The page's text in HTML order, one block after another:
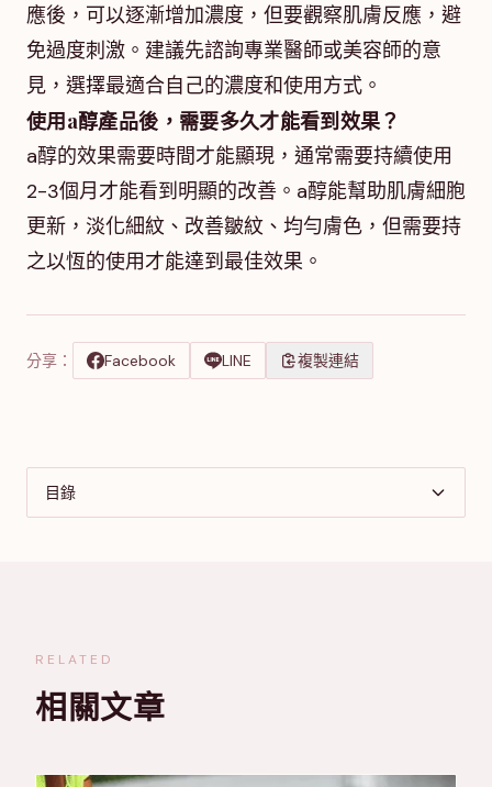
應後，可以逐漸增加濃度，但要觀察肌膚反應，避
免過度刺激。建議先諮詢專業醫師或美容師的意
見，選擇最適合自己的濃度和使用方式。
使用a醇產品後，需要多久才能看到效果？
a醇的效果需要時間才能顯現，通常需要持續使用
2-3個月才能看到明顯的改善。a醇能幫助肌膚細胞
更新，淡化細紋、改善皺紋、均勻膚色，但需要持
之以恆的使用才能達到最佳效果。
分享： Facebook LINE 複製連結
目錄
RELATED
相關文章